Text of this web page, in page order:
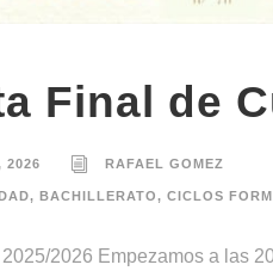
Final de
2026 RAFAEL GOMEZ
, BACHILLERATO, CICLOS
2026 Empezamos a las